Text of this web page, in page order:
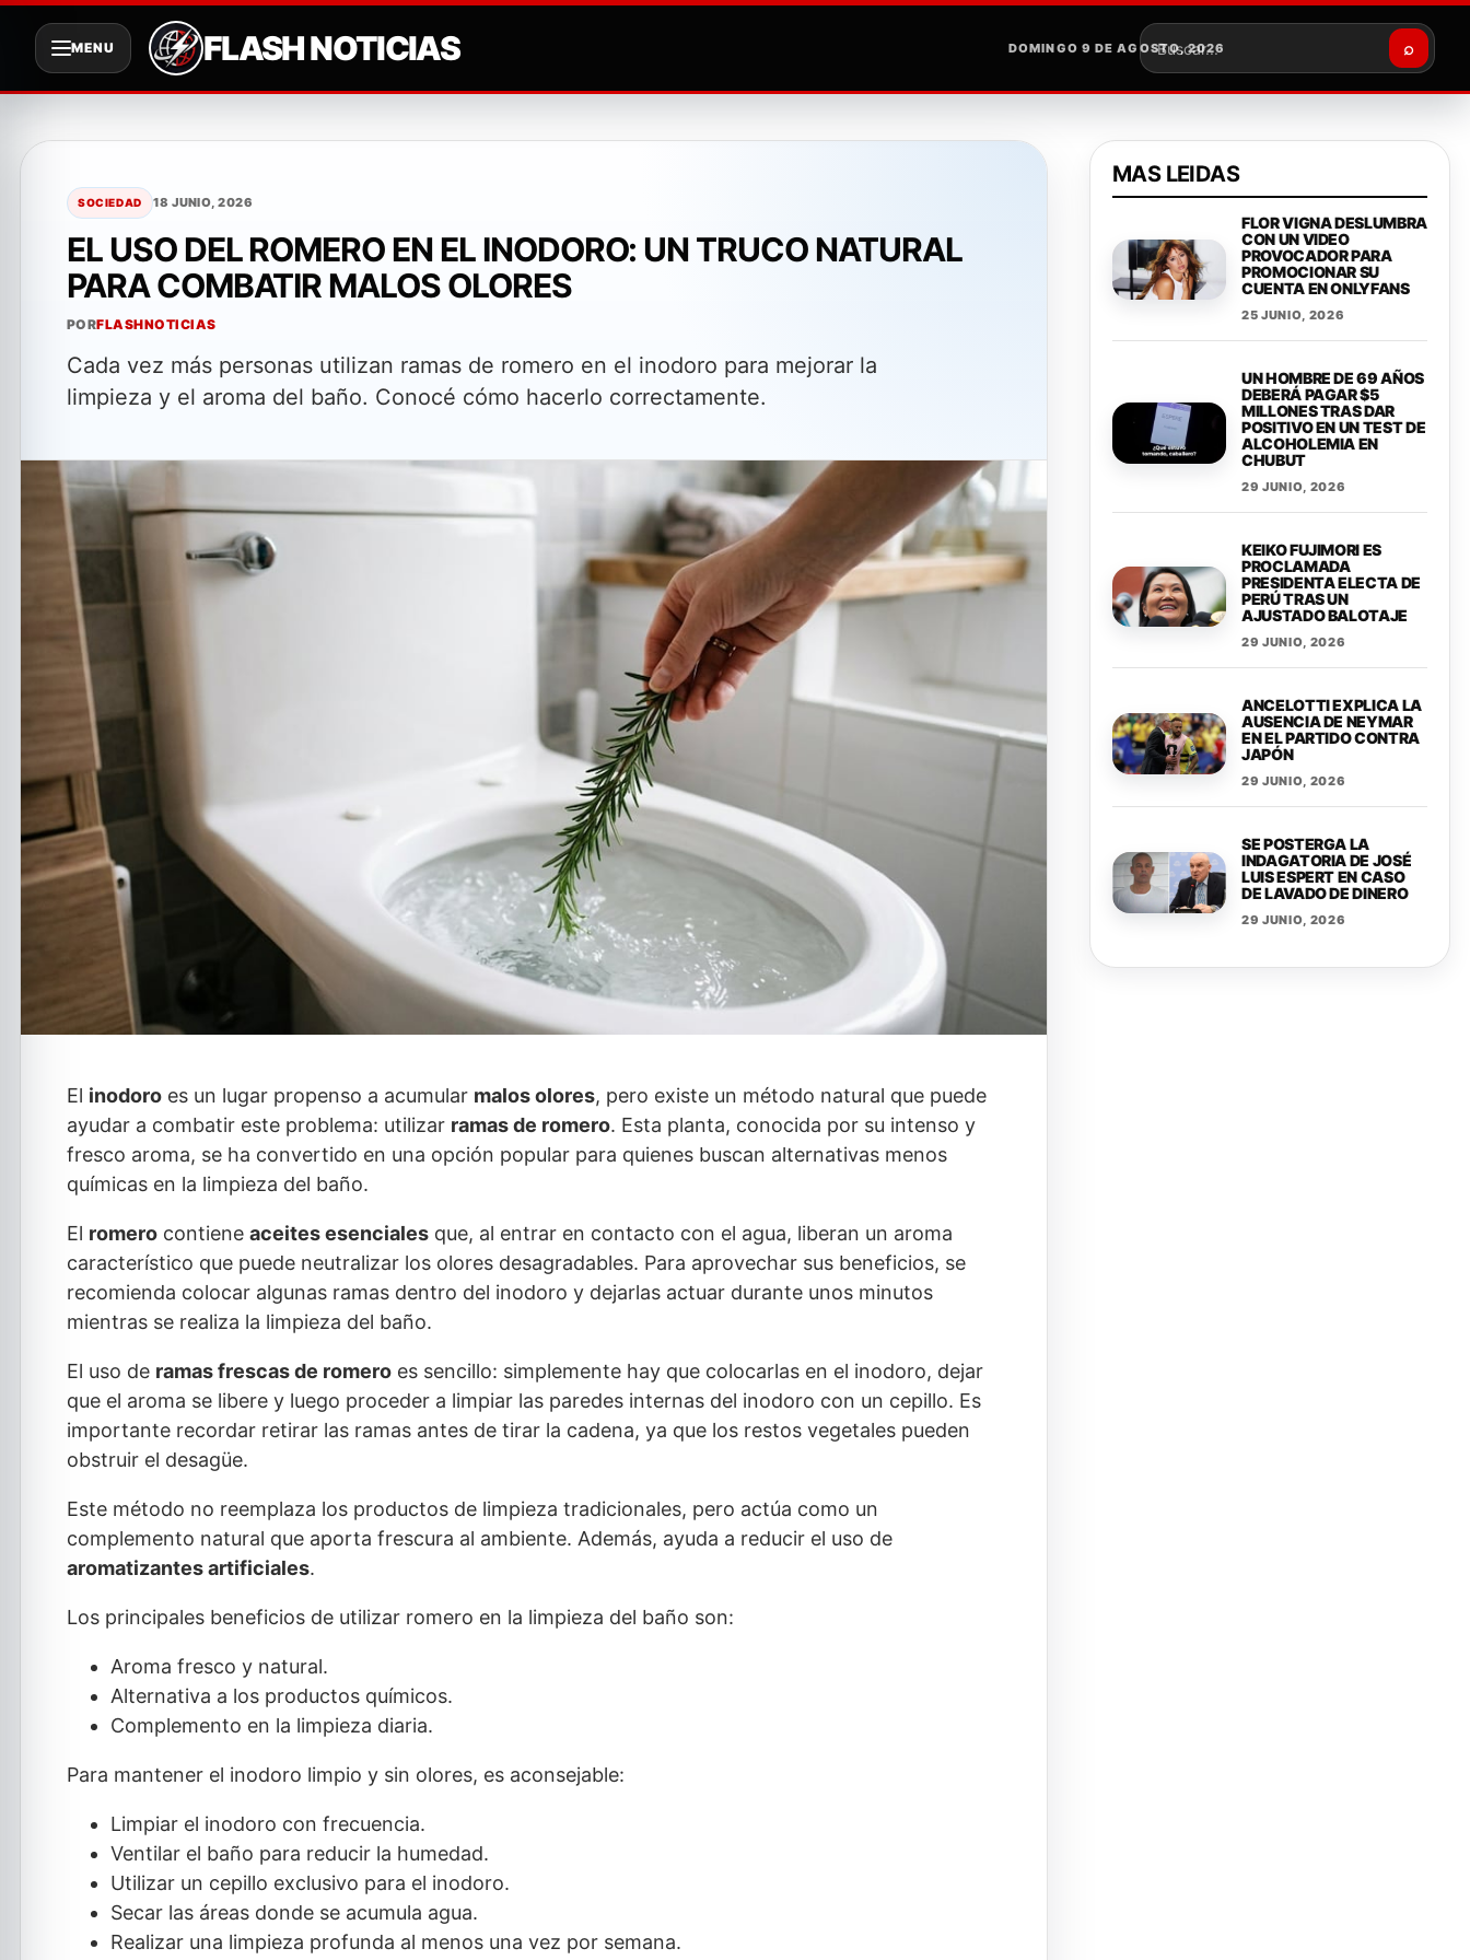
contenido
MENU FLASH NOTICIAS DOMINGO 9 DE AGOSTO, 2026
Buscar
⌕
SOCIEDAD 18 JUNIO, 2026
EL USO DEL ROMERO EN EL INODORO: UN TRUCO NATURAL
PARA COMBATIR MALOS OLORES
PORFLASHNOTICIAS
Cada vez más personas utilizan ramas de romero en el inodoro para mejorar la
limpieza y el aroma del baño. Conocé cómo hacerlo correctamente.
El inodoro es un lugar propenso a acumular malos olores, pero existe un método natural que puede
ayudar a combatir este problema: utilizar ramas de romero. Esta planta, conocida por su intenso y
fresco aroma, se ha convertido en una opción popular para quienes buscan alternativas menos
químicas en la limpieza del baño.
El romero contiene aceites esenciales que, al entrar en contacto con el agua, liberan un aroma
característico que puede neutralizar los olores desagradables. Para aprovechar sus beneficios, se
recomienda colocar algunas ramas dentro del inodoro y dejarlas actuar durante unos minutos
mientras se realiza la limpieza del baño.
El uso de ramas frescas de romero es sencillo: simplemente hay que colocarlas en el inodoro, dejar
que el aroma se libere y luego proceder a limpiar las paredes internas del inodoro con un cepillo. Es
importante recordar retirar las ramas antes de tirar la cadena, ya que los restos vegetales pueden
obstruir el desagüe.
Este método no reemplaza los productos de limpieza tradicionales, pero actúa como un
complemento natural que aporta frescura al ambiente. Además, ayuda a reducir el uso de
aromatizantes artificiales.
Los principales beneficios de utilizar romero en la limpieza del baño son:
Aroma fresco y natural.
Alternativa a los productos químicos.
Complemento en la limpieza diaria.
Para mantener el inodoro limpio y sin olores, es aconsejable:
Limpiar el inodoro con frecuencia.
Ventilar el baño para reducir la humedad.
Utilizar un cepillo exclusivo para el inodoro.
Secar las áreas donde se acumula agua.
Realizar una limpieza profunda al menos una vez por semana.
MAS LEIDAS
FLOR VIGNA DESLUMBRA
CON UN VIDEO
PROVOCADOR PARA
PROMOCIONAR SU
CUENTA EN ONLYFANS
25 JUNIO, 2026
UN HOMBRE DE 69 AÑOS
DEBERÁ PAGAR $5
MILLONES TRAS DAR
POSITIVO EN UN TEST DE
ALCOHOLEMIA EN
CHUBUT
29 JUNIO, 2026
KEIKO FUJIMORI ES
PROCLAMADA
PRESIDENTA ELECTA DE
PERÚ TRAS UN
AJUSTADO BALOTAJE
29 JUNIO, 2026
ANCELOTTI EXPLICA LA
AUSENCIA DE NEYMAR
EN EL PARTIDO CONTRA
JAPÓN
29 JUNIO, 2026
SE POSTERGA LA
INDAGATORIA DE JOSÉ
LUIS ESPERT EN CASO
DE LAVADO DE DINERO
29 JUNIO, 2026